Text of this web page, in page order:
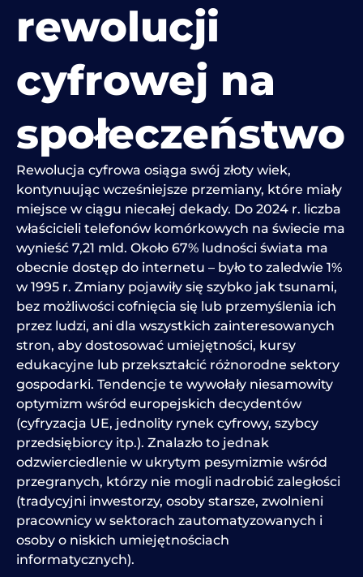
rewolucji
cyfrowej na
społeczeństwo
Rewolucja cyfrowa osiąga swój złoty wiek,
kontynuując wcześniejsze przemiany, które miały
miejsce w ciągu niecałej dekady. Do 2024 r. liczba
właścicieli telefonów komórkowych na świecie ma
wynieść 7,21 mld. Około 67% ludności świata ma
obecnie dostęp do internetu – było to zaledwie 1%
w 1995 r. Zmiany pojawiły się szybko jak tsunami,
bez możliwości cofnięcia się lub przemyślenia ich
przez ludzi, ani dla wszystkich zainteresowanych
stron, aby dostosować umiejętności, kursy
edukacyjne lub przekształcić różnorodne sektory
gospodarki. Tendencje te wywołały niesamowity
optymizm wśród europejskich decydentów
(cyfryzacja UE, jednolity rynek cyfrowy, szybcy
przedsiębiorcy itp.). Znalazło to jednak
odzwierciedlenie w ukrytym pesymizmie wśród
przegranych, którzy nie mogli nadrobić zaległości
(tradycyjni inwestorzy, osoby starsze, zwolnieni
pracownicy w sektorach zautomatyzowanych i
osoby o niskich umiejętnościach
informatycznych).